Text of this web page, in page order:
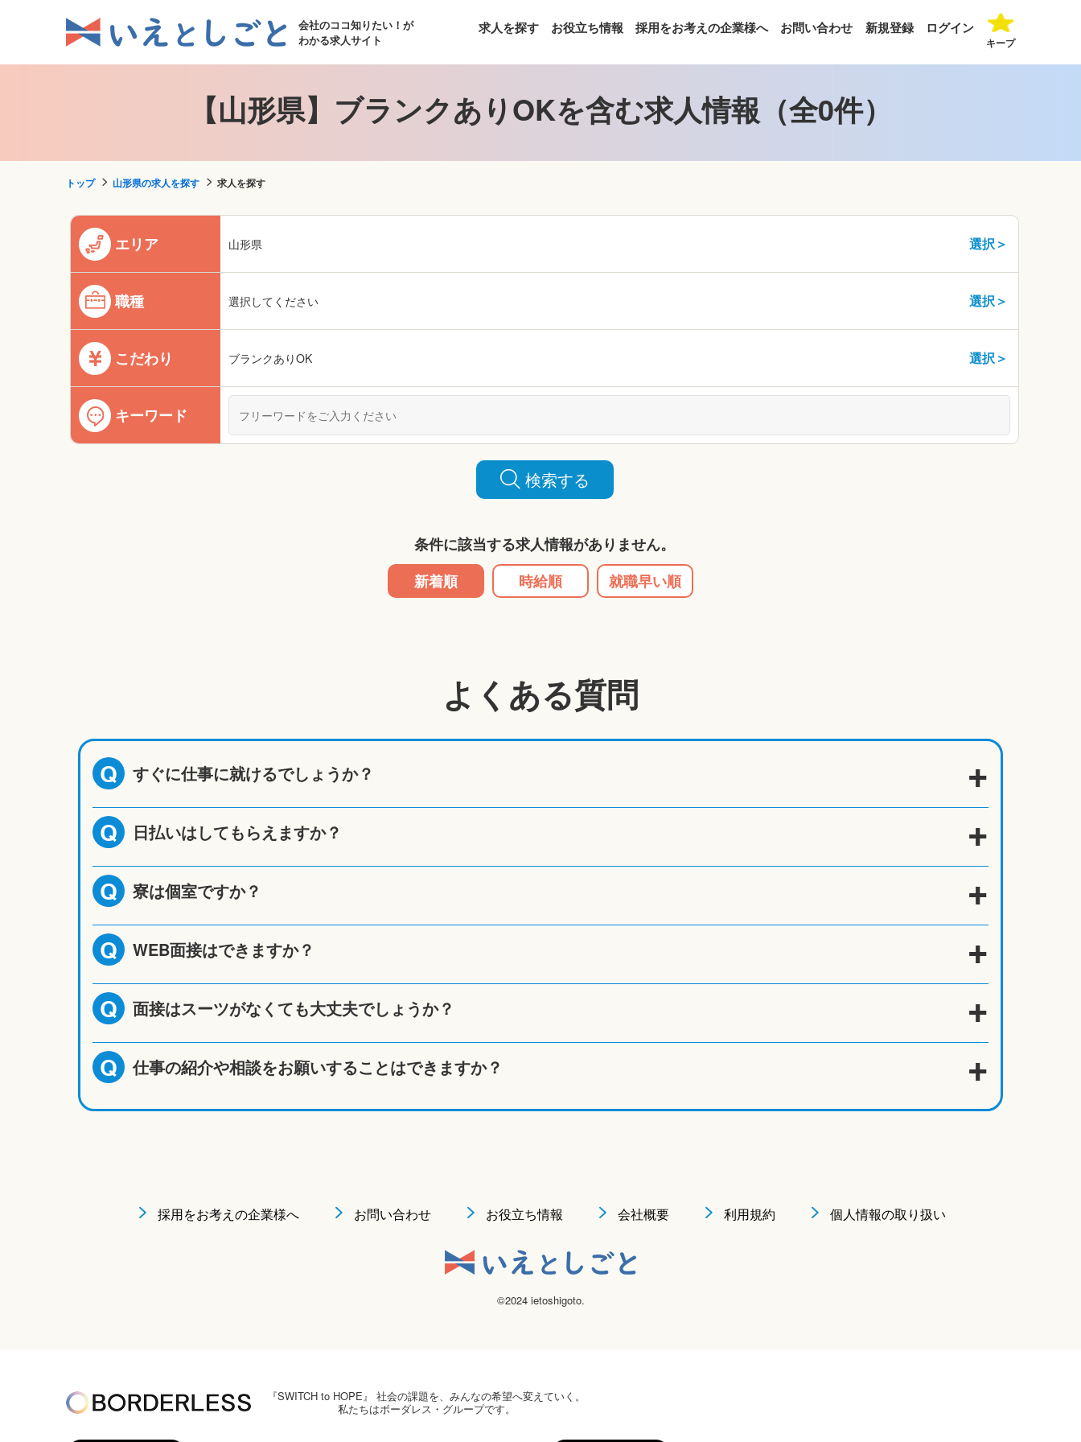
会社のココ知りたい！が
わかる求人サイト
求人を探す お役立ち情報 採用をお考えの企業様へ お問い合わせ 新規登録 ログイン
キープ
【山形県】ブランクありOKを含む求人情報（全0件）
トップ 山形県の求人を探す 求人を探す
エリア 山形県 選択＞
職種 選択してください 選択＞
こだわり ブランクありOK 選択＞
キーワード
検索する
条件に該当する求人情報がありません。
新着順
時給順 就職早い順
よくある質問
Q すぐに仕事に就けるでしょうか？
Q 日払いはしてもらえますか？
Q 寮は個室ですか？
Q WEB面接はできますか？
Q 面接はスーツがなくても大丈夫でしょうか？
Q 仕事の紹介や相談をお願いすることはできますか？
採用をお考えの企業様へ お問い合わせ お役立ち情報 会社概要 利用規約 個人情報の取り扱い
©2024 ietoshigoto.
『SWITCH to HOPE』 社会の課題を、みんなの希望へ変えていく。
私たちはボーダレス・グループです。